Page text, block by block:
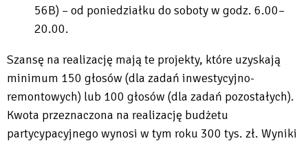
56B) – od poniedziałku do soboty w godz. 6.00–
20.00.
Szansę na realizację mają te projekty, które uzyskają
minimum 150 głosów (dla zadań inwestycyjno-
remontowych) lub 100 głosów (dla zadań pozostałych).
Kwota przeznaczona na realizację budżetu
partycypacyjnego wynosi w tym roku 300 tys. zł. Wyniki